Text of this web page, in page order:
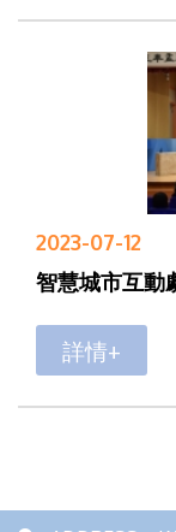
2023-07-12
智慧城市互動
詳情+